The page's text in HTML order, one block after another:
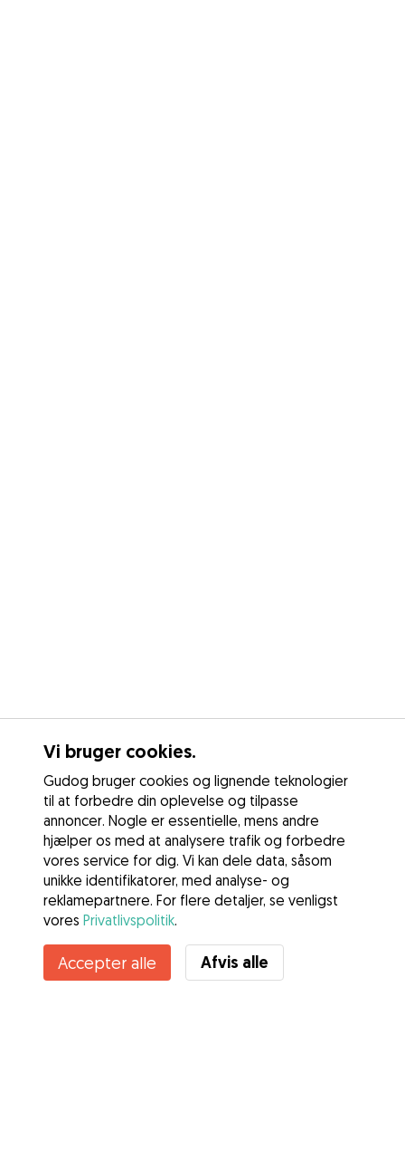
Vi bruger cookies.
Gudog bruger cookies og lignende teknologier
til at forbedre din oplevelse og tilpasse
annoncer. Nogle er essentielle, mens andre
hjælper os med at analysere trafik og forbedre
vores service for dig. Vi kan dele data, såsom
unikke identifikatorer, med analyse- og
reklamepartnere. For flere detaljer, se venligst
vores Privatlivspolitik.
Accepter alle Afvis alle